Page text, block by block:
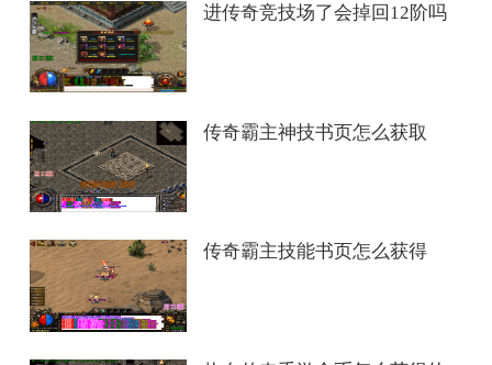
进传奇竞技场了会掉回12阶吗
传奇霸主神技书页怎么获取
传奇霸主技能书页怎么获得